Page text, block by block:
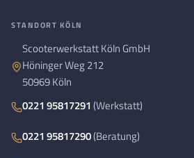
STANDORT KÖLN
Scooterwerkstatt Köln GmbH
Höninger Weg 212
50969 Köln
0221 95817291 (Werkstatt)
0221 95817290(Beratung)